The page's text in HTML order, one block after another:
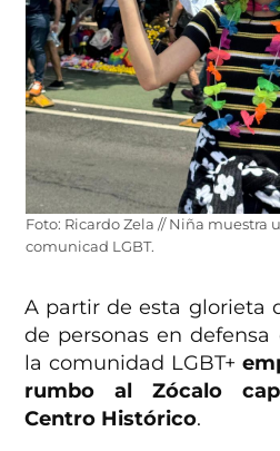
Foto: Ricardo Zela // Niña muestra
comunicad LGBT.
A partir de esta glorieta
de personas en
la comunidad LGBT+
rumbo al Zócalo
Centro Histórico.